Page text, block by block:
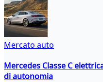
Mercato auto
Mercedes Classe C
di autonomia